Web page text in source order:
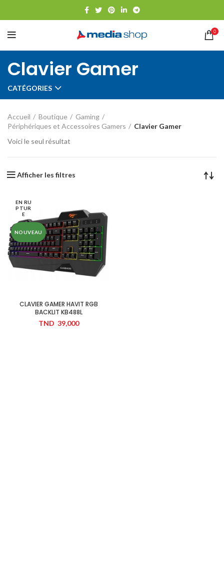
0
Clavier Gamer
CATÉGORIES
Accueil Boutique
Gaming
Périphériques et Accessoires Gamers
Clavier Gamer
Voici le seul résultat
Afficher les filtres
EN RU
PTUR
E
NOUVEAU
CLAVIER GAMER HAVIT RGB
BACKLIT KB488L
TND 39,000